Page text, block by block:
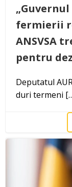
fermierii
ANSVSA
pentru
Deputatul
duri termeni